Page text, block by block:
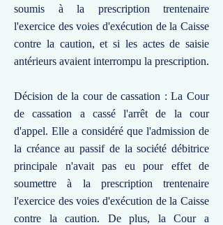
soumis à la prescription trentenaire
l'exercice des voies d'exécution de la Caisse
contre la caution, et si les actes de saisie
antérieurs avaient interrompu la prescription.
Décision de la cour de cassation : La Cour
de cassation a cassé l'arrêt de la cour
d'appel. Elle a considéré que l'admission de
la créance au passif de la société débitrice
principale n'avait pas eu pour effet de
soumettre à la prescription trentenaire
l'exercice des voies d'exécution de la Caisse
contre la caution. De plus, la Cour a